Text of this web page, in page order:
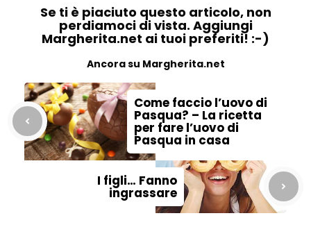
Se ti è piaciuto questo articolo, non
perdiamoci di vista. Aggiungi
Margherita.net ai tuoi preferiti! :-)
Ancora su Margherita.net
Come faccio l’uovo di
Pasqua? – La ricetta
per fare l’uovo di
Pasqua in casa
I figli… Fanno
ingrassare